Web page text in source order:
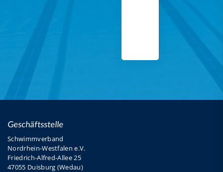
Geschäftsstelle
Schwimmverband
Nordrhein-Westfalen e.V.
Friedrich-Alfred-Allee 25
47055 Duisburg (Wedau)